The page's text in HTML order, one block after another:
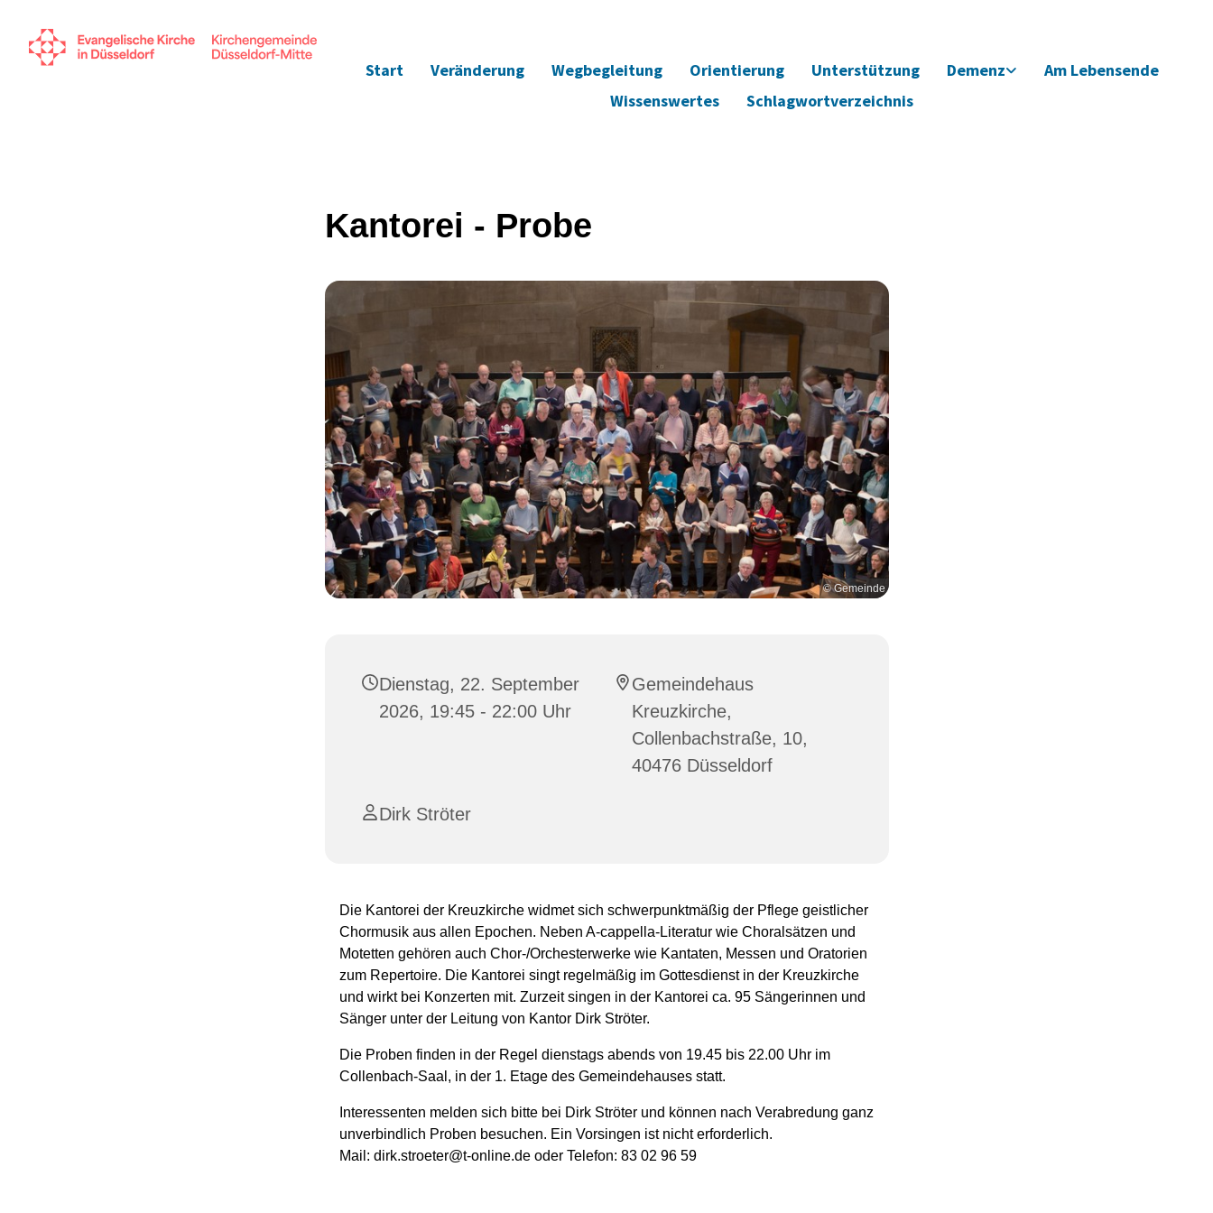
Start Veränderung Wegbegleitung Orientierung Unterstützung Demenz
Am Lebensende
Wissenswertes
Schlagwortverzeichnis
Kantorei - Probe
© Gemeinde
Dienstag, 22. September
2026, 19:45 - 22:00 Uhr
Gemeindehaus
Kreuzkirche,
Collenbachstraße, 10,
40476 Düsseldorf
Dirk Ströter
Die Kantorei der Kreuzkirche widmet sich schwerpunktmäßig der Pflege geistlicher
Chormusik aus allen Epochen. Neben A-cappella-Literatur wie Choralsätzen und
Motetten gehören auch Chor-/Orchesterwerke wie Kantaten, Messen und Oratorien
zum Repertoire. Die Kantorei singt regelmäßig im Gottesdienst in der Kreuzkirche
und wirkt bei Konzerten mit. Zurzeit singen in der Kantorei ca. 95 Sängerinnen und
Sänger unter der Leitung von Kantor Dirk Ströter.
Die Proben finden in der Regel dienstags abends von 19.45 bis 22.00 Uhr im
Collenbach-Saal, in der 1. Etage des Gemeindehauses statt.
Interessenten melden sich bitte bei Dirk Ströter und können nach Verabredung ganz
unverbindlich Proben besuchen. Ein Vorsingen ist nicht erforderlich.
Mail: dirk.stroeter@t-online.de oder Telefon: 83 02 96 59